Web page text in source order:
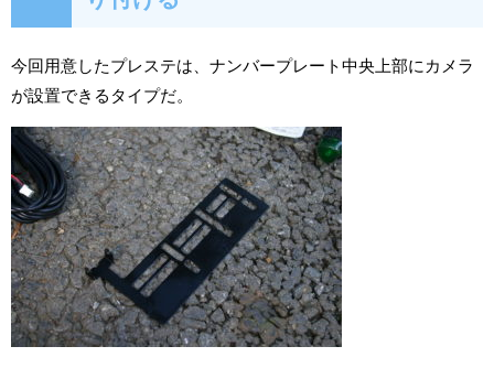
今回用意したプレステは、ナンバープレート中央上部にカメラ
が設置できるタイプだ。